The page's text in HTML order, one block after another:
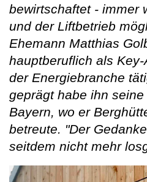
bewirtschaftet - immer
und der Liftbetrieb
Ehemann Matthias
hauptberuflich als
der Energiebranche
geprägt habe ihn
Bayern, wo er
betreute. "Der
seitdem nicht mehr